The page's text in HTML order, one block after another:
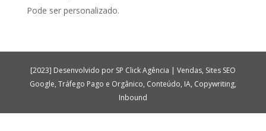
Pode ser personalizado.
[2023] Desenvolvido por SP Click Agência | Vendas, Sites SEO
Google, Tráfego Pago e Orgânico, Conteúdo, IA, Copywriting,
Inbound